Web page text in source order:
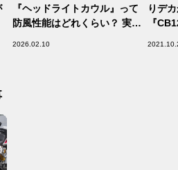
『ヘッドライトカウル』って
防風性能はどれくらい？ 実際
2026.02.10
りデ
『